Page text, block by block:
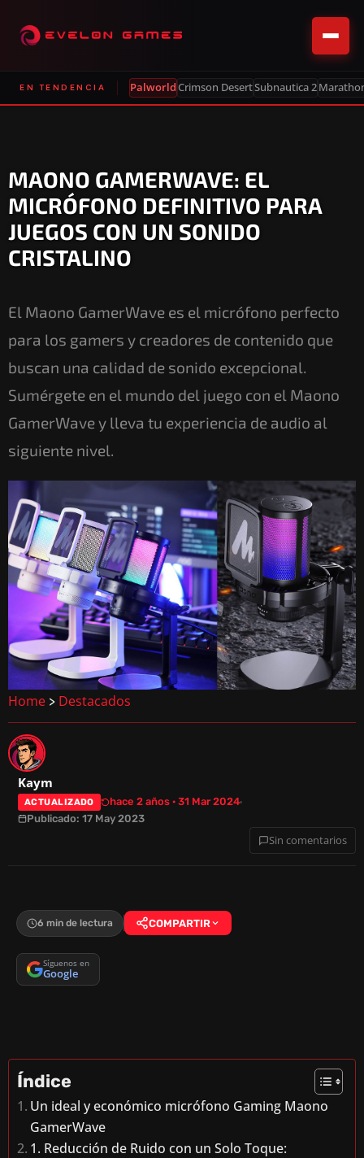
EN TENDENCIA PalworldCrimson DesertSubnautica 2
MAONO GAMERWAVE: EL
MICRÓFONO DEFINITIVO PARA
JUEGOS CON UN SONIDO
CRISTALINO
El Maono GamerWave es el micrófono perfecto
para los gamers y creadores de contenido que
buscan una calidad de sonido excepcional.
Sumérgete en el mundo del juego con el Maono
GamerWave y lleva tu experiencia de audio al
siguiente nivel.
Home > Destacados
Kaym
ACTUALIZADO
hace 2 años · 31 Mar 2024
Publicado: 17 May 2023
Sin comentarios
6 min de lectura COMPARTIR
Síguenos en
Google
Índice
Un ideal y económico micrófono Gaming Maono
GamerWave
1. Reducción de Ruido con un Solo Toque: